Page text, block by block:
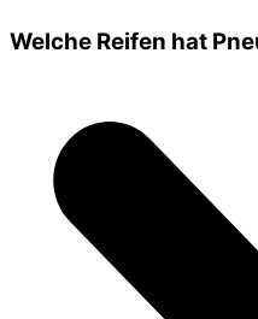
Welche Reifen hat